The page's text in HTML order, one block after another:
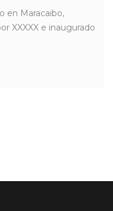
en Maracaibo,
XXXXX e inaugurado